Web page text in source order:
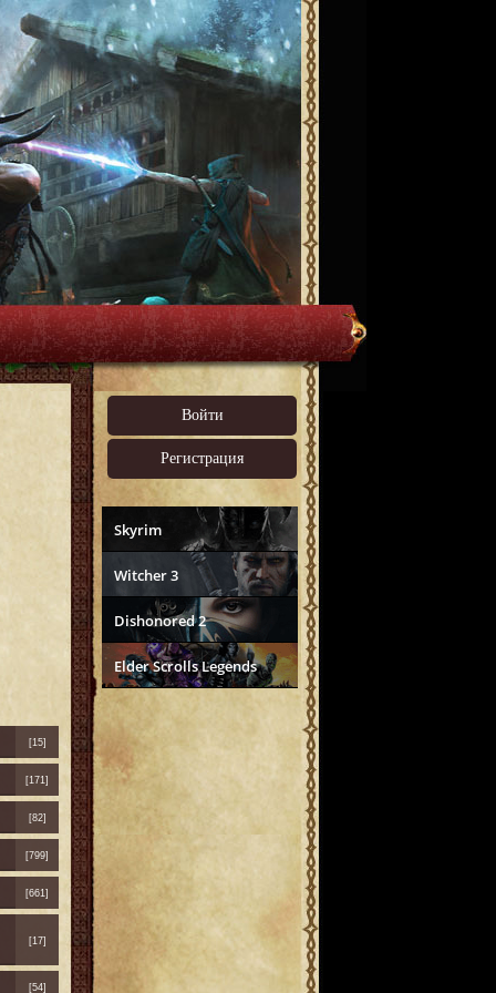
Войти
Регистрация
Skyrim
Witcher 3
Dishonored 2
Elder Scrolls Legends
[15]
[171]
[82]
[799]
[661]
[17]
[54]